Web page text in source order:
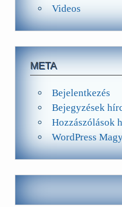
Videos
META
Bejelentkezés
Bejegyzések
Hozzászólások
WordPress